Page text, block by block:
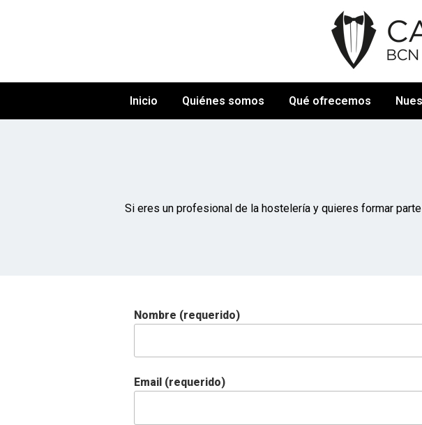
Inicio Quiénes somos Qué ofrecemos
Si eres un profesional de la hostelería y quieres formar
Nombre (requerido)
Email (requerido)